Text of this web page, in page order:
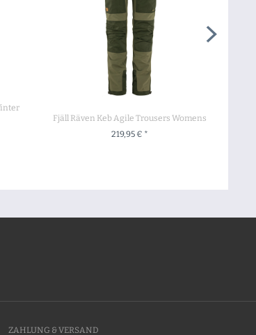
Fjäll Räven Keb Agile Trousers Womens
219,95 € *
ZAHLUNG & VERSAND